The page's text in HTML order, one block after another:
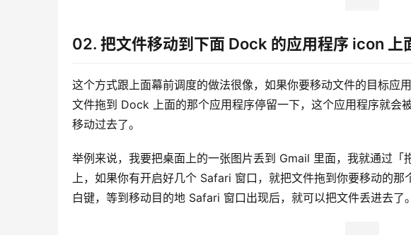
02. 把文件移动到下面 Dock 的应用程序 icon 上
这个方式跟上面幕前调度的做法很像，如果你要移动文件的目标应
文件拖到 Dock 上面的那个应用程序停留一下，这个应用程序就会
移动过去了。
举例来说，我要把桌面上的一张图片丢到 Gmail 里面，我就通过
上，如果你有开启好几个 Safari 窗口，就把文件拖到你要移动的
白键，等到移动目的地 Safari 窗口出现后，就可以把文件丢进去了。